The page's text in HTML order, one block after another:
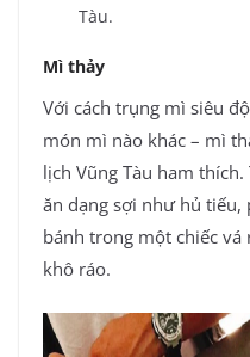
Tàu.
Mì thảy
Với cách trụng mì siêu
món mì nào khác – mì
lịch Vũng Tàu ham
ăn dạng sợi như hủ tiếu,
bánh trong một chiếc
khô ráo.